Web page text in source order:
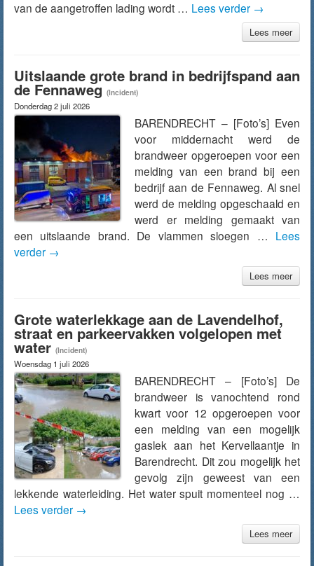
van de aangetroffen lading wordt … Lees verder →
Lees meer
Uitslaande grote brand in bedrijfspand aan
de Fennaweg (Incident)
Donderdag 2 juli 2026
BARENDRECHT – [Foto’s] Even
voor middernacht werd de
brandweer opgeroepen voor een
melding van een brand bij een
bedrijf aan de Fennaweg. Al snel
werd de melding opgeschaald en
werd er melding gemaakt van
een uitslaande brand. De vlammen sloegen … Lees
verder →
Lees meer
Grote waterlekkage aan de Lavendelhof,
straat en parkeervakken volgelopen met
water (Incident)
Woensdag 1 juli 2026
BARENDRECHT – [Foto’s] De
brandweer is vanochtend rond
kwart voor 12 opgeroepen voor
een melding van een mogelijk
gaslek aan het Kervellaantje in
Barendrecht. Dit zou mogelijk het
gevolg zijn geweest van een
lekkende waterleiding. Het water spuit momenteel nog …
Lees verder →
Lees meer